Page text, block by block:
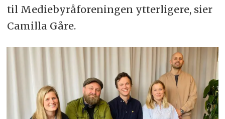
til Mediebyråforeningen ytterligere, sier
Camilla Gåre.